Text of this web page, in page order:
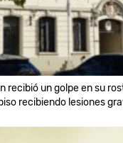
recibió un golpe en su
recibiendo lesiones